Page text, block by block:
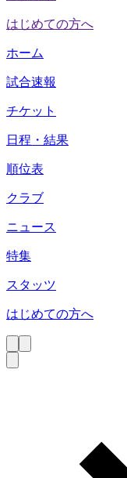
はじめての方へ
ホーム
試合速報
チケット
日程・結果
順位表
クラブ
ニュース
特集
スタッツ
はじめての方へ